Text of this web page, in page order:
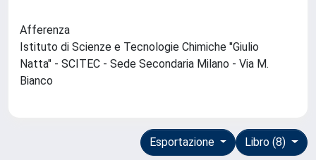
Afferenza
Istituto di Scienze e Tecnologie Chimiche "Giulio
Natta" - SCITEC - Sede Secondaria Milano - Via M.
Bianco
Libro (8)
Esportazione